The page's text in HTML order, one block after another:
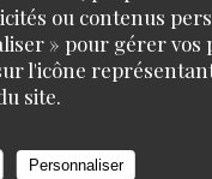
ou contenus
» pour gérer vos
l'icône
site.
Personnaliser